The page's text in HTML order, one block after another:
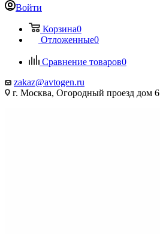
Войти
Корзина0
Отложенные0
Сравнение товаров0
zakaz@avtogen.ru
г. Москва, Огородный проезд дом 6